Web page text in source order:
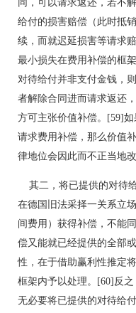
同，可以请求返还，若不
给付的损害赔偿（此时抵
续，而就迟延损害等请求
最小损失在费用补偿的框
对待给付并非支付金钱，
者解除合同进而请求返还
方可主张价值补偿。[59]
请求费用补偿，那么价值
律地位会因此而不正当地改
其二，将已提供的对待
在德国旧法采择一关系立
间费用）获得补偿，不能
偿又能就已经提供的全部
性，在于借助赢利性推定
框架内予以处理。[60]反
无必要将已提供的对待给